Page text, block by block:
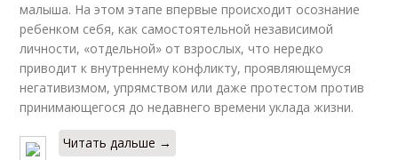
малыша. На этом этапе впервые происходит осознание
ребенком себя, как самостоятельной независимой
личности, «отдельной» от взрослых, что нередко
приводит к внутреннему конфликту, проявляющемуся
негативизмом, упрямством или даже протестом против
принимающегося до недавнего времени уклада жизни.
Читать дальше →